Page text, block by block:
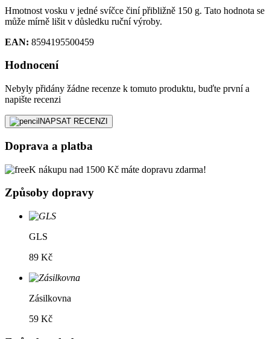
Hmotnost vosku v jedné svíčce činí přibližně 150 g. Tato hodnota se
může mírně lišit v důsledku ruční výroby.
EAN: 8594195500459
Hodnocení
Nebyly přidány žádne recenze k tomuto produktu, buďte první a
napište recenzi
NAPSAT RECENZI
Doprava a platba
K nákupu nad 1500 Kč máte dopravu zdarma!
Způsoby dopravy
GLS
89 Kč
Zásilkovna
59 Kč